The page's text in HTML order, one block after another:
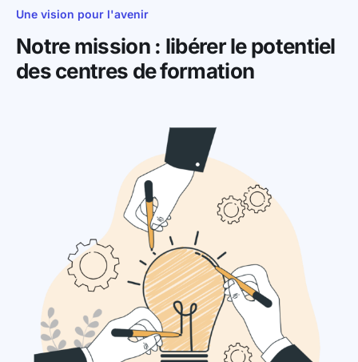
Une vision pour l'avenir
Notre mission : libérer le potentiel
des centres de formation